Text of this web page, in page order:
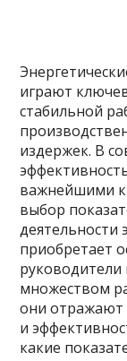
играют
стабильной
издержек. В
важнейшими
выбор
деятельности
приобретает
руководители
множеством
они отражают
и
какие